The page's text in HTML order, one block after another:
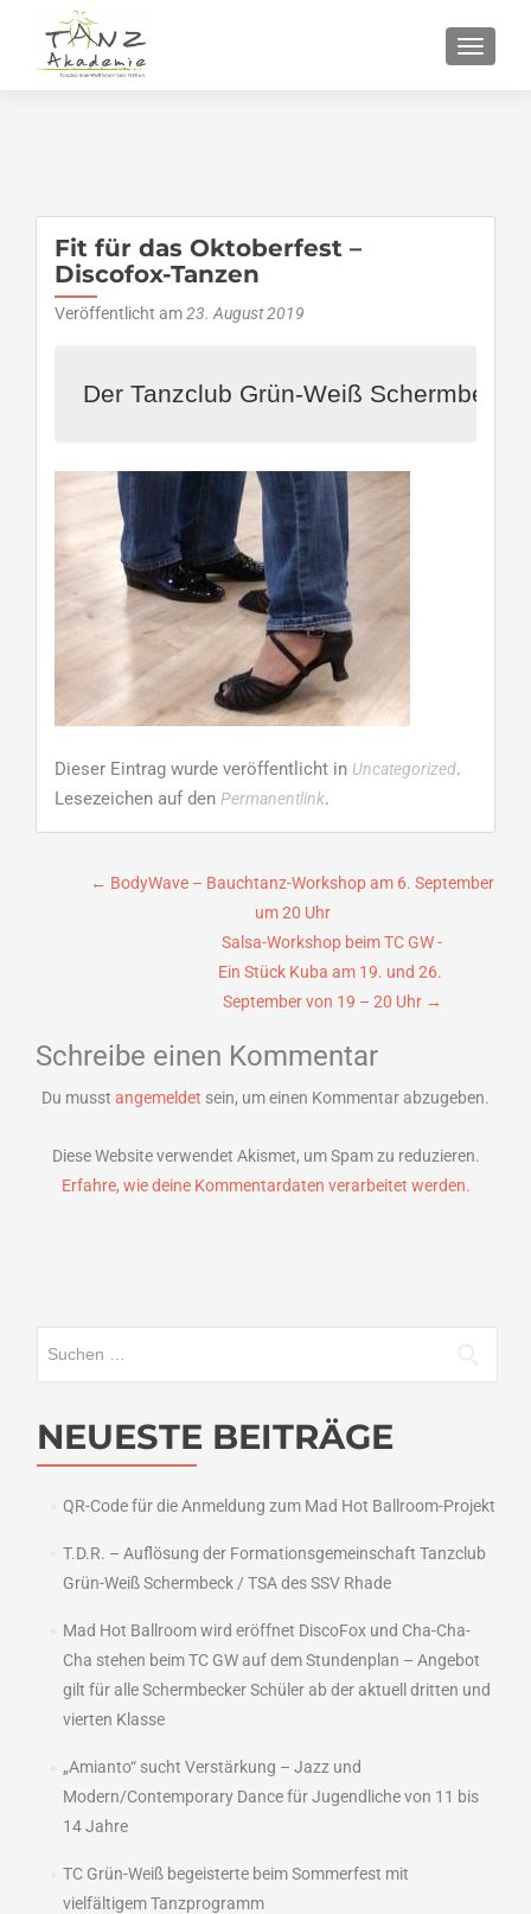
Fit für das Oktoberfest –
Discofox-Tanzen
Veröffentlicht am23. August 2019
Der Tanzclub Grün-Weiß Schermbeck
Dieser Eintrag wurde veröffentlicht in Uncategorized.
Lesezeichen auf den Permanentlink.
Beitragsnavigation
← BodyWave – Bauchtanz-Workshop am 6. September
um 20 Uhr
Salsa-Workshop beim TC GW -
Ein Stück Kuba am 19. und 26.
September von 19 – 20 Uhr →
Schreibe einen Kommentar
Du musst angemeldet sein, um einen Kommentar abzugeben.
Diese Website verwendet Akismet, um Spam zu reduzieren.
Erfahre, wie deine Kommentardaten verarbeitet werden.
NEUESTE BEITRÄGE
QR-Code für die Anmeldung zum Mad Hot Ballroom-Projekt
T.D.R. – Auflösung der Formationsgemeinschaft Tanzclub
Grün-Weiß Schermbeck / TSA des SSV Rhade
Mad Hot Ballroom wird eröffnet DiscoFox und Cha-Cha-
Cha stehen beim TC GW auf dem Stundenplan – Angebot
gilt für alle Schermbecker Schüler ab der aktuell dritten und
vierten Klasse
„Amianto“ sucht Verstärkung – Jazz und
Modern/Contemporary Dance für Jugendliche von 11 bis
14 Jahre
TC Grün-Weiß begeisterte beim Sommerfest mit
vielfältigem Tanzprogramm